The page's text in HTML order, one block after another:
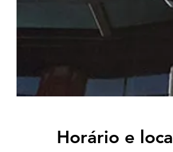
Horário e